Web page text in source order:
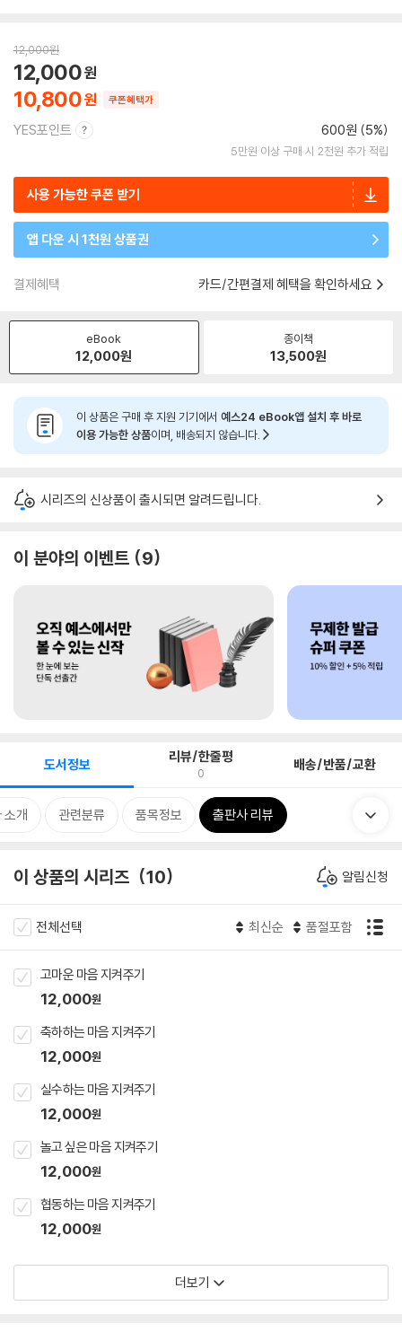
12,000원
10,800
12,000
쿠폰혜택가
YES포인트 600원 (5%)
5만원 이상 구매 시 2천원 추가 적립
사용 가능한 쿠폰 받기
앱 다운 시 1천원 상품권
결제혜택 카드/간편결제 혜택을 확인하세요
eBook
12,000원
종이책
13,500원
이 상품은 구매 후 지원 기기에서 예스24 eBook앱 설치 후 바로
이용 가능한 상품이며, 배송되지 않습니다.
시리즈의 신상품이 출시되면 알려드립니다.
이 분야의 이벤트 9
도서정보 리뷰/한줄평
0 배송/반품/교환
소개 관련분류 품목정보 출판사 리뷰
이 상품의 시리즈 10 알림신청
전체선택 최신순 품절포함
고마운 마음 지켜주기
12,000원
축하하는 마음 지켜주기
12,000원
실수하는 마음 지켜주기
12,000원
놀고 싶은 마음 지켜주기
12,000원
협동하는 마음 지켜주기
12,000원
더보기